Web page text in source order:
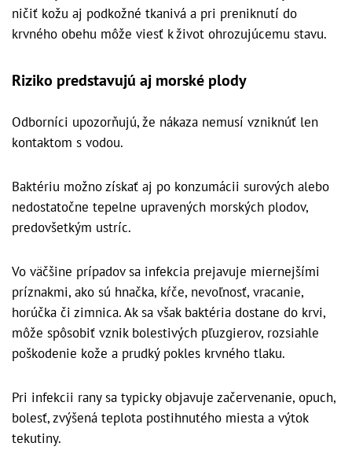
ničiť kožu aj podkožné tkanivá a pri preniknutí do
krvného obehu môže viesť k život ohrozujúcemu stavu.
Riziko predstavujú aj morské plody
Odborníci upozorňujú, že nákaza nemusí vzniknúť len
kontaktom s vodou.
Baktériu možno získať aj po konzumácii surových alebo
nedostatočne tepelne upravených morských plodov,
predovšetkým ustríc.
Vo väčšine prípadov sa infekcia prejavuje miernejšími
príznakmi, ako sú hnačka, kŕče, nevoľnosť, vracanie,
horúčka či zimnica. Ak sa však baktéria dostane do krvi,
môže spôsobiť vznik bolestivých pľuzgierov, rozsiahle
poškodenie kože a prudký pokles krvného tlaku.
Pri infekcii rany sa typicky objavuje začervenanie, opuch,
bolesť, zvýšená teplota postihnutého miesta a výtok
tekutiny.